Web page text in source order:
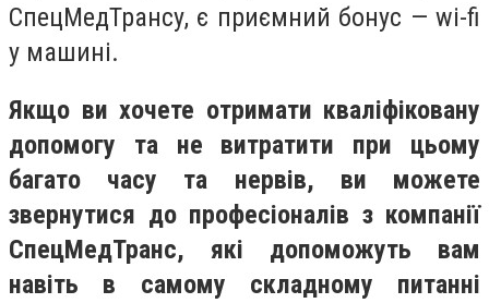
СпецМедТрансу, є приємний бонус — wi-fi
у машині.
Якщо ви хочете отримати кваліфіковану
допомогу та не витратити при цьому
багато часу та нервів, ви можете
звернутися до професіоналів з компанії
СпецМедТранс, які допоможуть вам
навіть в самому складному питанні